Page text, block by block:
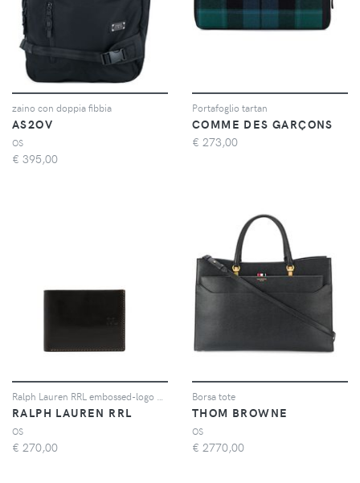
zaino con doppia fibbia
AS2OV
OS
€ 395,00
Portafoglio tartan
COMME DES GARÇONS
€ 273,00
RALPH LAUREN RRL
OS
€ 270,00
Borsa tote
THOM BROWNE
OS
€ 2770,00